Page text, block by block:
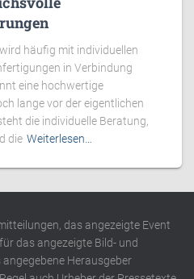
häufig mit individuellen
in Verbindung
eine hochwertige
lange vor der eigentlichen
die individuelle Beratung,
die Weiterlesen…
das angezeigte Event
das angezeigte Bild- und
Herausgeber